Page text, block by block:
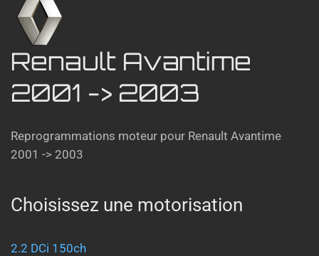
Renault Avantime
2001 -> 2003
Reprogrammations moteur pour Renault Avantime
2001 -> 2003
Choisissez une motorisation
2.2 DCi 150ch